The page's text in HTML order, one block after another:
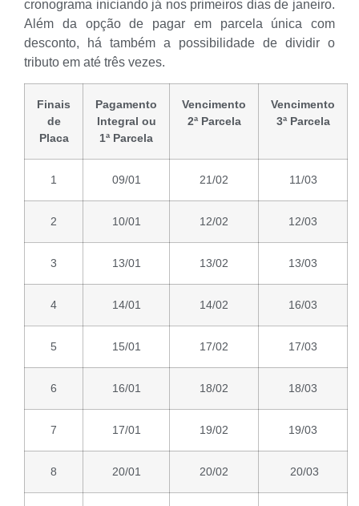
cronograma iniciando já nos primeiros dias de janeiro.
Além da opção de pagar em parcela única com
desconto, há também a possibilidade de dividir o
tributo em até três vezes.
Finais
de
Placa
Pagamento
Integral ou
1ª Parcela
Vencimento
2ª Parcela
Vencimento
3ª Parcela
1 09/01 21/02 11/03
2 10/01 12/02 12/03
3 13/01 13/02 13/03
4 14/01 14/02 16/03
5 15/01 17/02 17/03
6 16/01 18/02 18/03
7 17/01 19/02 19/03
8 20/01 20/02 20/03